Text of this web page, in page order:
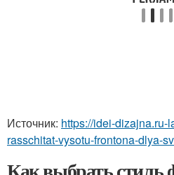
Источник: https://idei-dizajna.ru-
rasschitat-vysotu-frontona-dlya-